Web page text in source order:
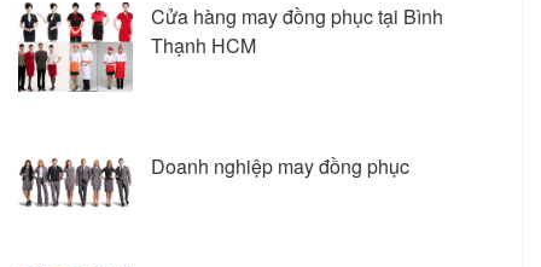
Cửa hàng may đồng phục tại Bình
Thạnh HCM
Doanh nghiệp may đồng phục